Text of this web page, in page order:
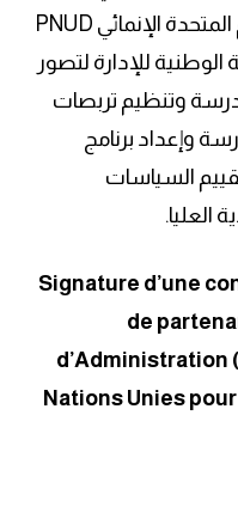
الصدد على أن يتولى برنامج الأمم المتحدة الإنمائي PNUD
للإدارة لتصور
وتنظيم تربصات
وإعداد برنامج
السياسات
العليا.
Signature d’une
de
d’Administration
Nations Unies